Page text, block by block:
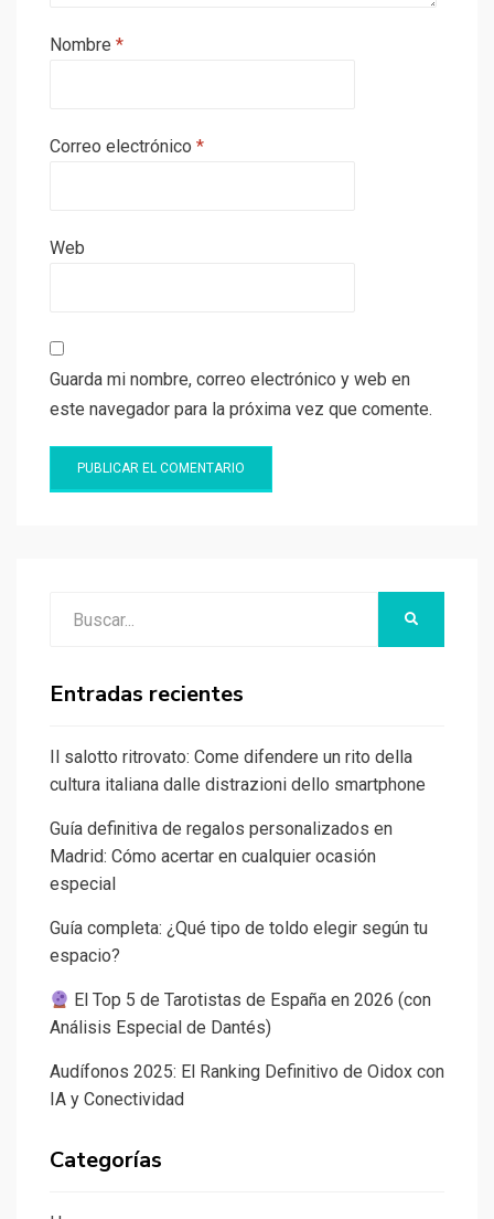
Nombre *
Correo electrónico *
Web
Guarda mi nombre, correo electrónico y web en
este navegador para la próxima vez que comente.
Entradas recientes
Il salotto ritrovato: Come difendere un rito della
cultura italiana dalle distrazioni dello smartphone
Guía definitiva de regalos personalizados en
Madrid: Cómo acertar en cualquier ocasión
especial
Guía completa: ¿Qué tipo de toldo elegir según tu
espacio?
El Top 5 de Tarotistas de España en 2026 (con
Análisis Especial de Dantés)
Audífonos 2025: El Ranking Definitivo de Oidox con
IA y Conectividad
Categorías